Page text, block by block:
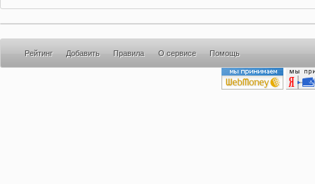
Рейтинг Добавить Правила О сервисе Помощь